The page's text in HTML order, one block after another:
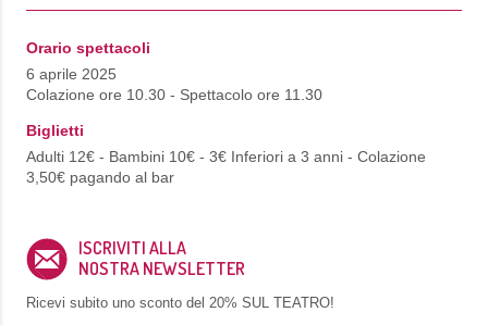
Orario spettacoli
6 aprile 2025
Colazione ore 10.30 - Spettacolo ore 11.30
Biglietti
Adulti 12€ - Bambini 10€ - 3€ Inferiori a 3 anni - Colazione
3,50€ pagando al bar
ISCRIVITI ALLA
NOSTRA NEWSLETTER
Ricevi subito uno sconto del 20% SUL TEATRO!